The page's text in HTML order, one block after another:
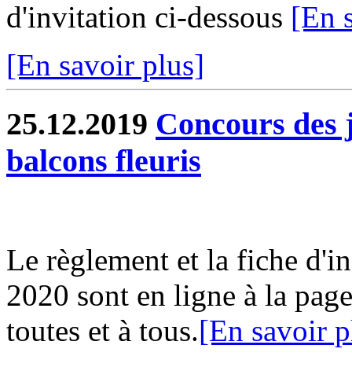
d'invitation ci-dessous [En
[En savoir plus]
25.12.2019 Concours
balcons fleuris
Le règlement et la fiche
2020 sont en ligne à la
toutes et à tous.[En savoir